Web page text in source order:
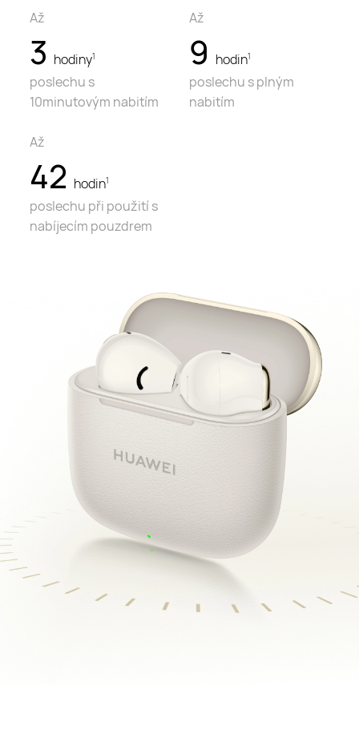
Až
3 hodiny1
poslechu s
10minutovým nabitím
Až
9 hodin1
poslechu s plným
nabitím
Až
42 hodin1
poslechu při použití s
nabíjecím pouzdrem